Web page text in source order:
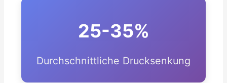
25-35%
Durchschnittliche Drucksenkung